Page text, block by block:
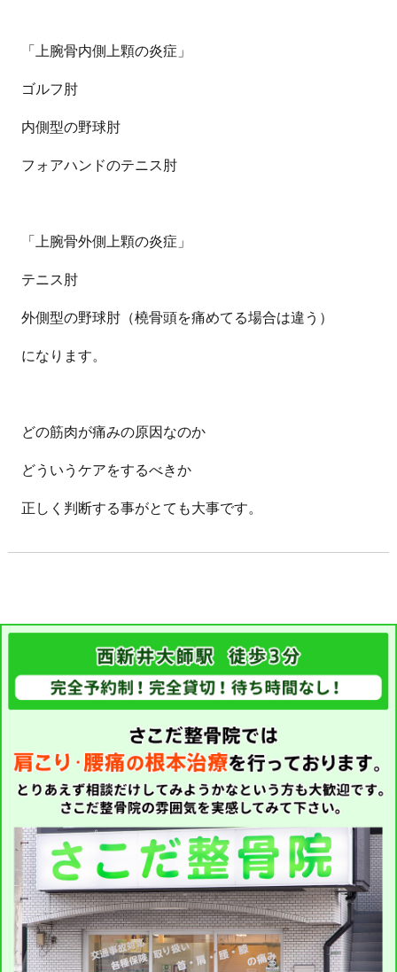
「上腕骨内側上顆の炎症」
ゴルフ肘
内側型の野球肘
フォアハンドのテニス肘
「上腕骨外側上顆の炎症」
テニス肘
外側型の野球肘（橈骨頭を痛めてる場合は違う）
になります。
どの筋肉が痛みの原因なのか
どういうケアをするべきか
正しく判断する事がとても大事です。